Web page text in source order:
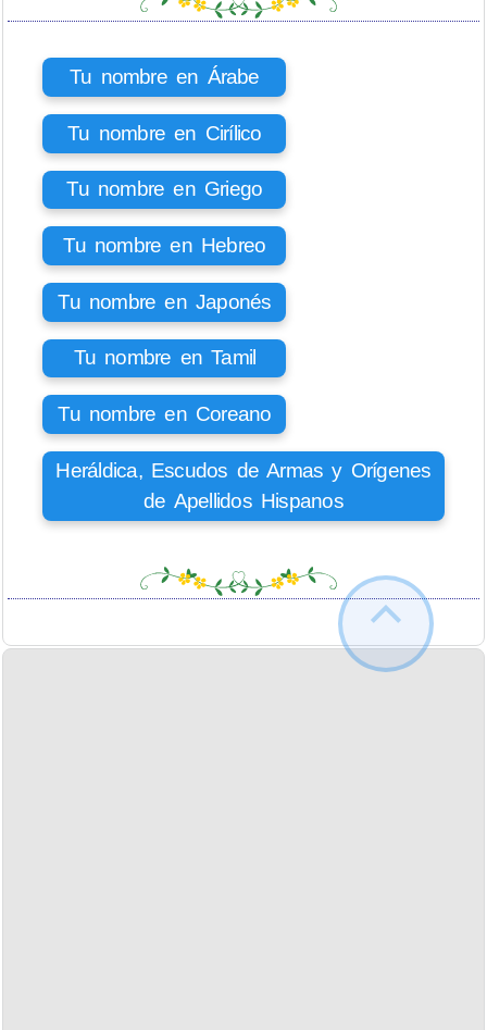
Tu nombre en Árabe
Tu nombre en Cirílico
Tu nombre en Griego
Tu nombre en Hebreo
Tu nombre en Japonés
Tu nombre en Tamil
Tu nombre en Coreano
Heráldica, Escudos de Armas y Orígenes
de Apellidos Hispanos